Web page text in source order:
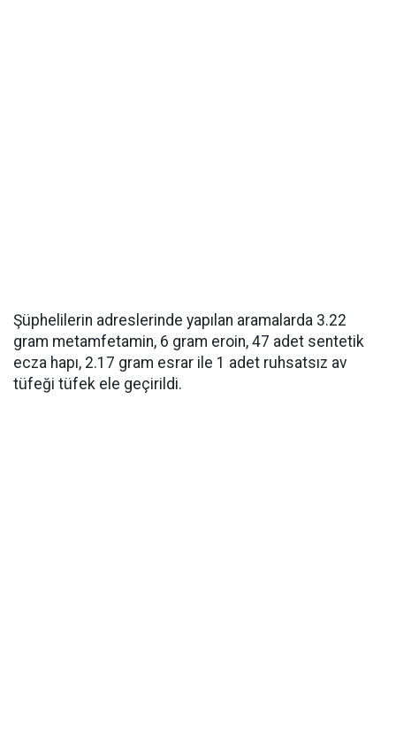
Şüphelilerin adreslerinde yapılan aramalarda 3.22
gram metamfetamin, 6 gram eroin, 47 adet sentetik
ecza hapı, 2.17 gram esrar ile 1 adet ruhsatsız av
tüfeği tüfek ele geçirildi.